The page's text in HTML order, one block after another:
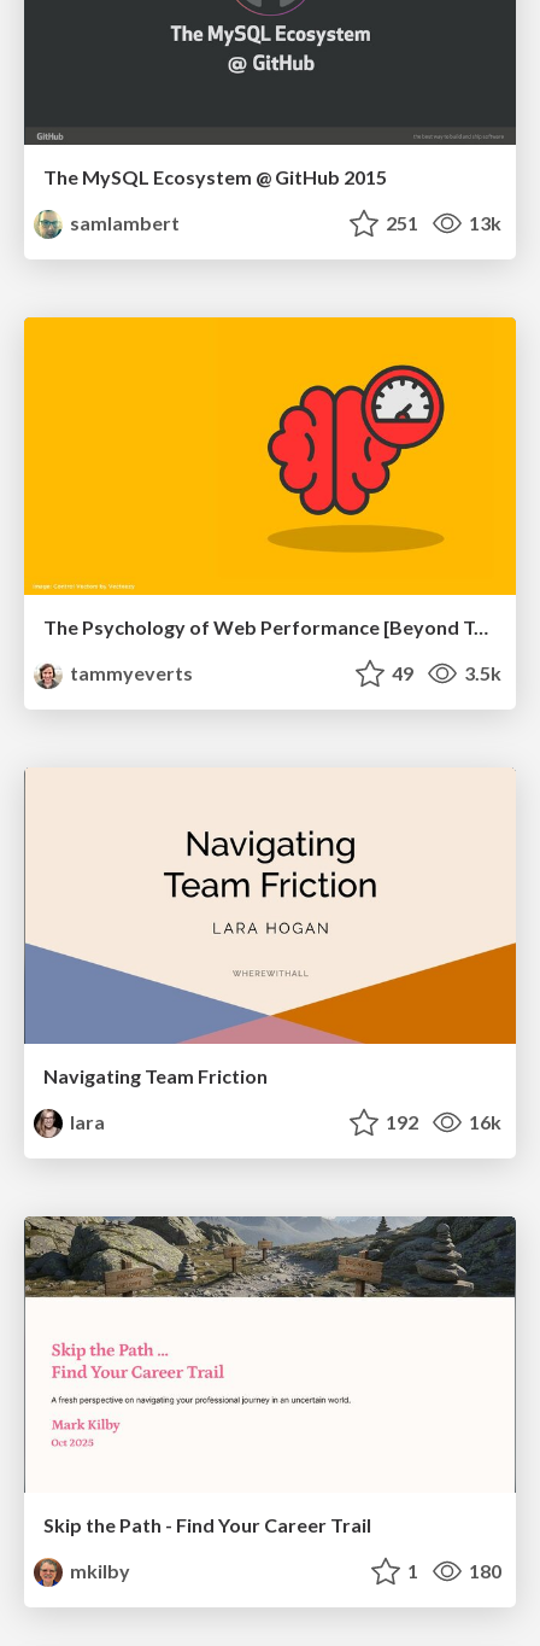
The MySQL Ecosystem @ GitHub 2015
samlambert
251 13k
The Psychology of Web Performance [Beyond Tellerrand 2023]
tammyeverts
49 3.5k
Navigating Team Friction
lara
192 16k
Skip the Path - Find Your Career Trail
mkilby
1 180